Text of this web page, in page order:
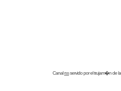
Canalrssservido por eltrujam�nde